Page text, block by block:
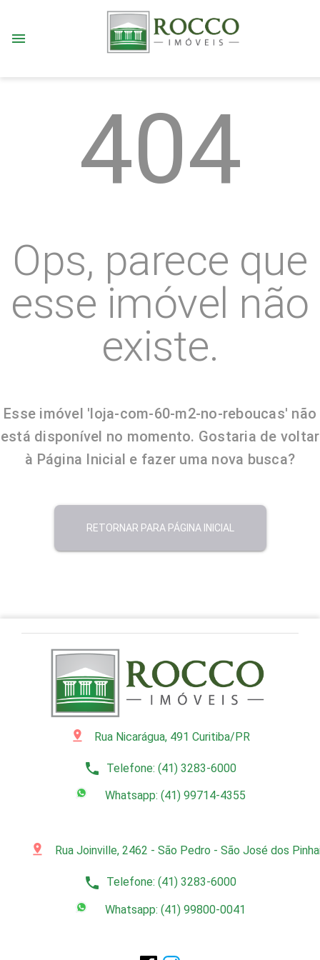
menu
pin_drop Rua Nicarágua, 491 Curitiba/PR
phone Telefone: (41) 3283-6000
Whatsapp: (41) 99714-4355
pin_drop Rua Joinville, 2462 - São Pedro - São José dos
phone Telefone: (41) 3283-6000
Whatsapp: (41) 99800-0041
404
Ops, parece que
esse imóvel não
existe.
Esse imóvel 'loja-com-60-m2-no-reboucas' não
está disponível no momento. Gostaria de voltar
à Página Inicial e fazer uma nova busca?
RETORNAR PARA PÁGINA INICIAL